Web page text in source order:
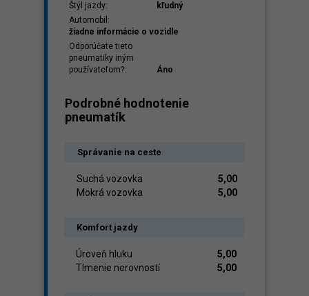
Štýl jazdy:
kľudný
Automobil:
žiadne informácie o vozidle
Odporúčate tieto
pneumatiky iným
používateľom?:
Áno
Podrobné hodnotenie
pneumatík
Správanie na ceste
Suchá vozovka
5,00
Mokrá vozovka
5,00
Komfort jazdy
Úroveň hluku
5,00
Tlmenie nerovností
5,00